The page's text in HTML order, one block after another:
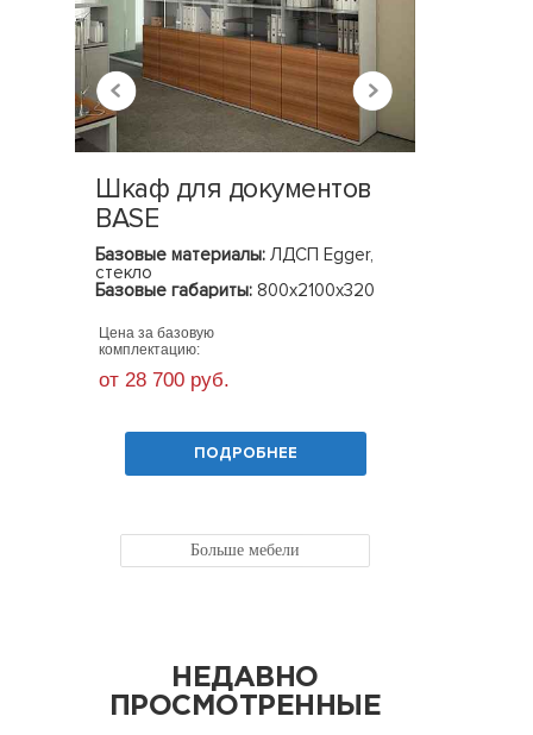
Шкаф для документов
BASE
Базовые материалы: ЛДСП Egger,
стекло
Базовые габариты: 800х2100х320
Цена за базовую
комплектацию:
от 28 700 руб.
ПОДРОБНЕЕ
Больше мебели
НЕДАВНО
ПРОСМОТРЕННЫЕ